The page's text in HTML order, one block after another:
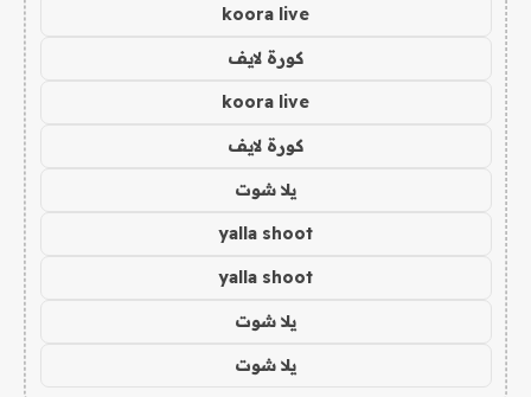
koora live
كورة لايف
koora live
كورة لايف
يلا شوت
yalla shoot
yalla shoot
يلا شوت
يلا شوت